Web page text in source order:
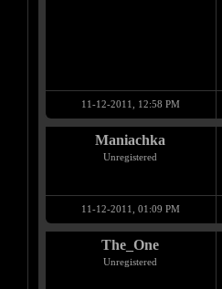
11-12-2011, 12:58 PM
Maniachka
Unregistered
11-12-2011, 01:09 PM
The_One
Unregistered